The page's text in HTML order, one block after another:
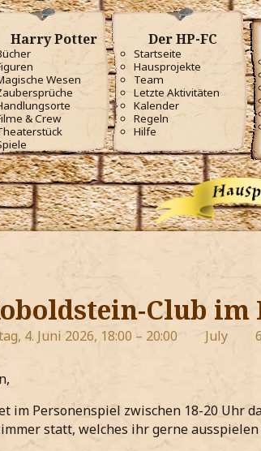
Harry Potter
Wesen
& Crew
Der HP-FC
Startseite
Hausprojekte
Team
Letzte Aktivitäten
Kalender
Regeln
Hilfe
Club im
4. Juni 2026, 18:00 – 20:00 July
im Personenspiel zwischen 18-20 Uhr
statt, welches ihr gerne